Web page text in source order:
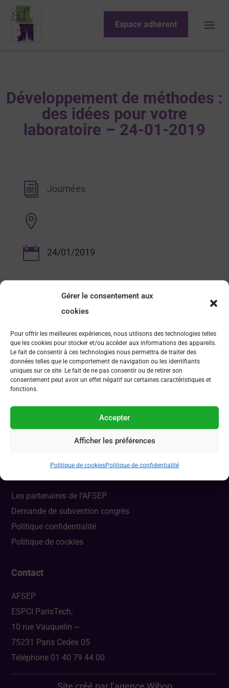
Gérer le consentement aux
cookies
Pour offrir les meilleures expériences, nous utilisons des technologies telles
que les cookies pour stocker et/ou accéder aux informations des appareils.
Le fait de consentir à ces technologies nous permettra de traiter des
données telles que le comportement de navigation ou les identifiants
uniques sur ce site. Le fait de ne pas consentir ou de retirer son
consentement peut avoir un effet négatif sur certaines caractéristiques et
fonctions.
Accepter
Afficher les préférences
Politique de cookiesPolitique de confidentialité
Espace adhérent
Développement de méthodes :
des idées pour votre
laboratoire – 24-01-2019
i Journées


24/01/2019
FAQ
Liens utiles
Les partenaires de l’AFSEP
Demande de subvention congrès
Politique confidentialité
Politique de cookies
Contact
AFSEP
ESPCI ParisTech,
10 rue Vauquelin ~
75231 Paris Cedex 05
Téléphone 01 40 79 44 00